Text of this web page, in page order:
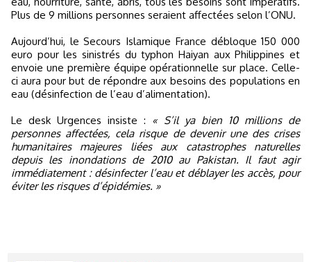
Plus de 9 millions personnes seraient affectées selon l’ONU.
Aujourd’hui, le Secours Islamique France débloque 150 000
euro pour les sinistrés du typhon Haiyan aux Philippines et
envoie une première équipe opérationnelle sur place. Celle-
ci aura pour but de répondre aux besoins des populations en
eau (désinfection de l’eau d’alimentation).
Le desk Urgences insiste : « S’il ya bien 10 millions de
personnes affectées, cela risque de devenir une des crises
humanitaires majeures liées aux catastrophes naturelles
depuis les inondations de 2010 au Pakistan. Il faut agir
immédiatement : désinfecter l’eau et déblayer les accès, pour
éviter les risques d’épidémies. »